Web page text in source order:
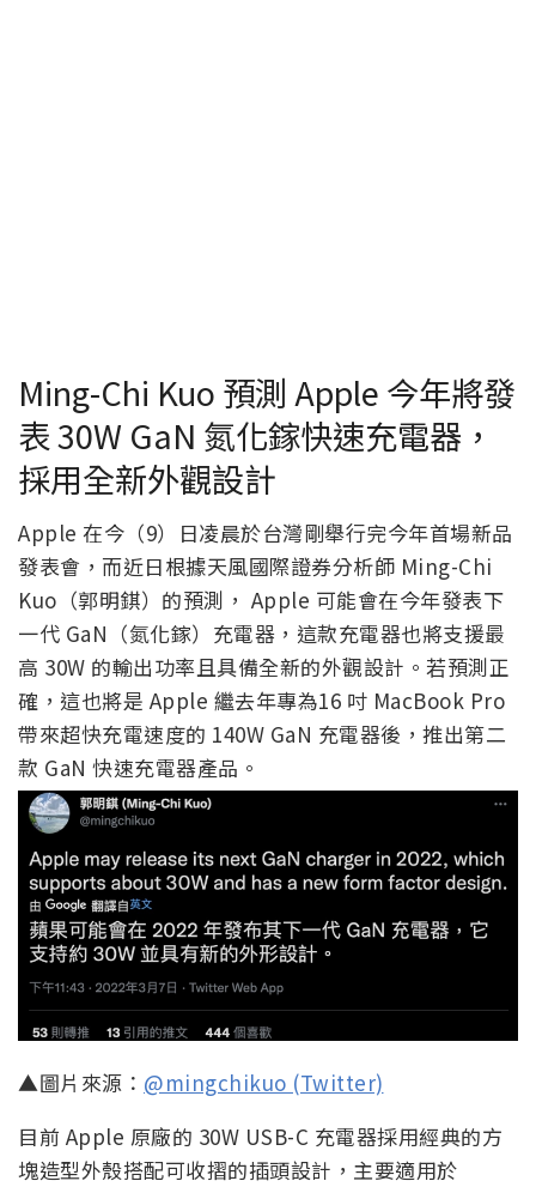
Ming-Chi Kuo 預測 Apple 今年將發
表 30W GaN 氮化鎵快速充電器，
採用全新外觀設計
Apple 在今（9）日凌晨於台灣剛舉行完今年首場新品
發表會，而近日根據天風國際證券分析師 Ming-Chi
Kuo（郭明錤）的預測， Apple 可能會在今年發表下
一代 GaN（氮化鎵）充電器，這款充電器也將支援最
高 30W 的輸出功率且具備全新的外觀設計。若預測正
確，這也將是 Apple 繼去年專為16 吋 MacBook Pro
帶來超快充電速度的 140W GaN 充電器後，推出第二
款 GaN 快速充電器產品。
▲圖片來源： @mingchikuo (Twitter)
目前 Apple 原廠的 30W USB-C 充電器採用經典的方
塊造型外殼搭配可收摺的插頭設計，主要適用於